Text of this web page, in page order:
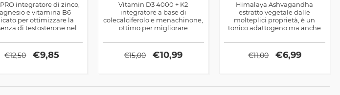
integratore di zinco,
e vitamina B6
per ottimizzare la
di testosterone nel
della massa e vigore
maschile
€12,50 €9,85
Vitamin D3 4000 + K2
integratore a base di
colecalciferolo e menachinone,
ottimo per migliorare
ossa ed anche come
rinvigorente maschile, inoltre
la D3 è immonostimolante
€15,00 €10,99
Himalaya Ashvagandha
estratto vegetale dalle
molteplici proprietà, è un
tonico adattogeno ma anche
antinfiammatorio naturale,
ideale sia come salutistico che
sportivo
€11,00 €6,99